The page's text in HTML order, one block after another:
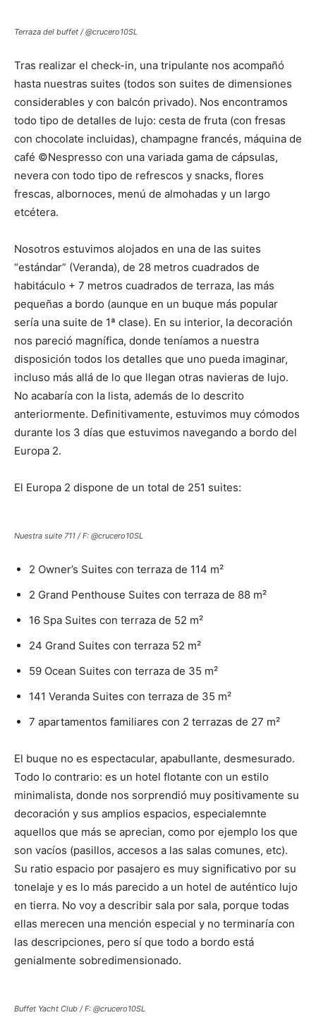
Terraza del buffet / @crucero10SL
Tras realizar el check-in, una tripulante nos acompañó
hasta nuestras suites (todos son suites de dimensiones
considerables y con balcón privado). Nos encontramos
todo tipo de detalles de lujo: cesta de fruta (con fresas
con chocolate incluidas), champagne francés, máquina de
café ©Nespresso con una variada gama de cápsulas,
nevera con todo tipo de refrescos y snacks, flores
frescas, albornoces, menú de almohadas y un largo
etcétera.
Nosotros estuvimos alojados en una de las suites
“estándar” (Veranda), de 28 metros cuadrados de
habitáculo + 7 metros cuadrados de terraza, las más
pequeñas a bordo (aunque en un buque más popular
sería una suite de 1ª clase). En su interior, la decoración
nos pareció magnífica, donde teníamos a nuestra
disposición todos los detalles que uno pueda imaginar,
incluso más allá de lo que llegan otras navieras de lujo.
No acabaría con la lista, además de lo descrito
anteriormente. Definitivamente, estuvimos muy cómodos
durante los 3 días que estuvimos navegando a bordo del
Europa 2.
El Europa 2 dispone de un total de 251 suites:
Nuestra suite 711 / F: @crucero10SL
2 Owner’s Suites con terraza de 114 m²
2 Grand Penthouse Suites con terraza de 88 m²
16 Spa Suites con terraza de 52 m²
24 Grand Suites con terraza 52 m²
59 Ocean Suites con terraza de 35 m²
141 Veranda Suites con terraza de 35 m²
7 apartamentos familiares con 2 terrazas de 27 m²
El buque no es espectacular, apabullante, desmesurado.
Todo lo contrario: es un hotel flotante con un estilo
minimalista, donde nos sorprendió muy positivamente su
decoración y sus amplios espacios, especialemnte
aquellos que más se aprecian, como por ejemplo los que
son vacíos (pasillos, accesos a las salas comunes, etc).
Su ratio espacio por pasajero es muy significativo por su
tonelaje y es lo más parecido a un hotel de auténtico lujo
en tierra. No voy a describir sala por sala, porque todas
ellas merecen una mención especial y no terminaría con
las descripciones, pero sí que todo a bordo está
genialmente sobredimensionado.
Buffet Yacht Club / F: @crucero10SL